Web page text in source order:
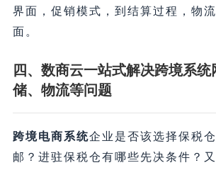
界面，促销模式，到结算过程，物
面。
四、数商云一站式解决跨境系统
储、物流等问题
跨境电商系统企业是否该选择保税
邮？进驻保税仓有哪些先决条件？